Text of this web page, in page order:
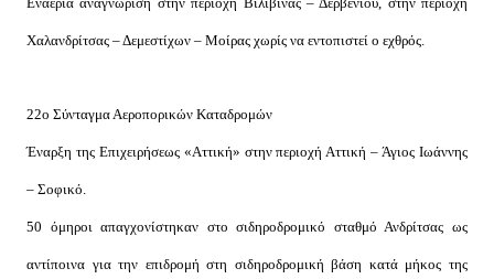
Χαλανδρίτσας – Δεμεστίχων – Μοίρας χωρίς να εντοπιστεί ο εχθρός.
22ο Σύνταγμα Αεροπορικών Καταδρομών
Έναρξη της Επιχειρήσεως «Αττική» στην περιοχή Αττική – Άγιος Ιωάννης
– Σοφικό.
50 όμηροι απαγχονίστηκαν στο σιδηροδρομικό σταθμό Ανδρίτσας ως
αντίποινα για την επιδρομή στη σιδηροδρομική βάση κατά μήκος της